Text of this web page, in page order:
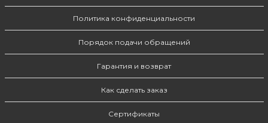
Политика конфиденциальности
Порядок подачи обращений
Гарантия и возврат
Как сделать заказ
Сертификаты